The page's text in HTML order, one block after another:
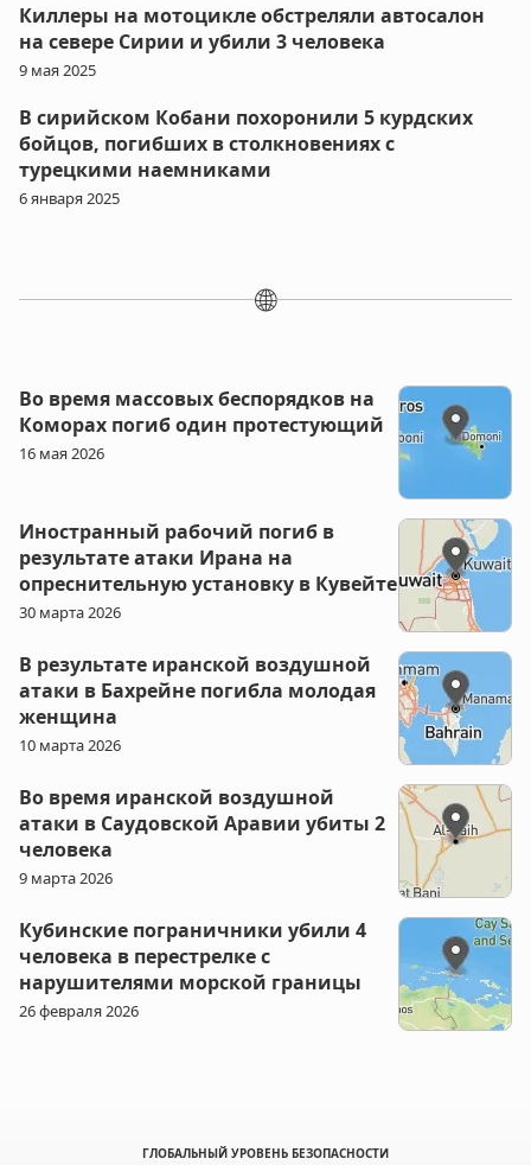
Киллеры на мотоцикле обстреляли автосалон
на севере Сирии и убили 3 человека
9 мая 2025
В сирийском Кобани похоронили 5 курдских
бойцов, погибших в столкновениях с
турецкими наемниками
6 января 2025
🌐
Во время массовых беспорядков на
Коморах погиб один протестующий
16 мая 2026
Иностранный рабочий погиб в
результате атаки Ирана на
опреснительную установку в Кувейте
30 марта 2026
В результате иранской воздушной
атаки в Бахрейне погибла молодая
женщина
10 марта 2026
Во время иранской воздушной
атаки в Саудовской Аравии убиты 2
человека
9 марта 2026
Кубинские пограничники убили 4
человека в перестрелке с
нарушителями морской границы
26 февраля 2026
ГЛОБАЛЬНЫЙ УРОВЕНЬ БЕЗОПАСНОСТИ